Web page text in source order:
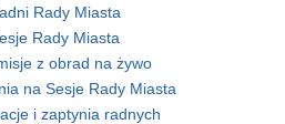
Rady Miasta
Rady Miasta
z obrad na żywo
na Sesje Rady Miasta
i zaptynia radnych